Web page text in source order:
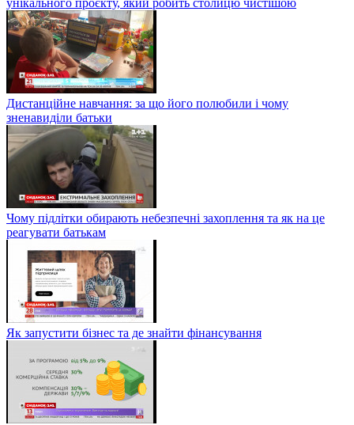
Дистанційне навчання: за що його полюбили і чому
зненавиділи батьки
Чому підлітки обирають небезпечні захоплення та як на це
реагувати батькам
Як запустити бізнес та де знайти фінансування